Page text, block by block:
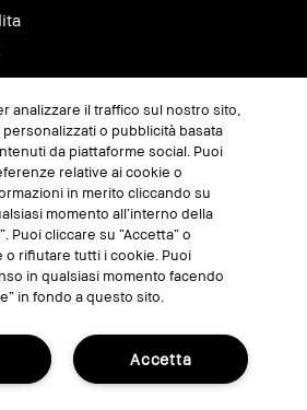
I COOKIE DEL SITO
analizzare il traffico sul nostro sito,
o pubblicità basata
da piattaforme social. Puoi
relative ai cookie o
in merito cliccando su
momento all’interno della
Puoi cliccare su “Accetta” o
o rifiutare tutti i cookie. Puoi
in qualsiasi momento facendo
in fondo a questo sito.
Accetta